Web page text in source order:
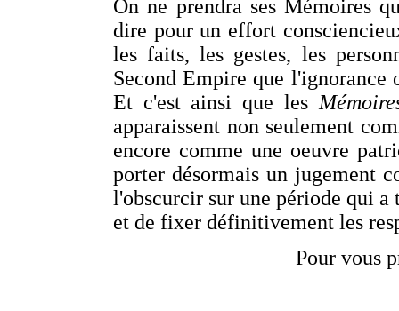
On ne prendra ses Mémoires
dire pour un effort
les faits, les gestes, les
Second Empire que
Et c'est ainsi que les
apparaissent non seulement
encore comme une oeuvre
porter désormais un jugement
l'obscurcir sur une période qui a
et de fixer définitivement les
Pour vous